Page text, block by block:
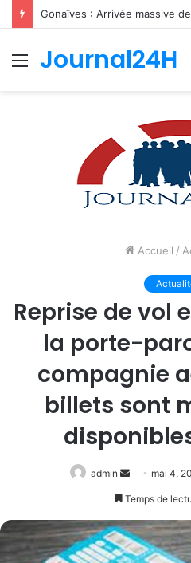
Menu
Journal24H
Accueil /
Reprise de vol
la porte-
compagnie
billets sont
admin
Envoyermai 4,
Temps de